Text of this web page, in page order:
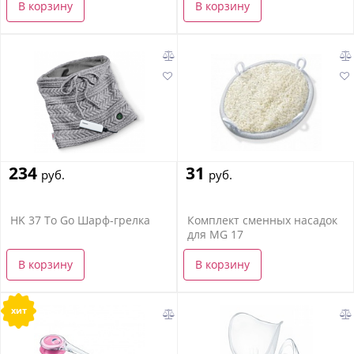
В корзину В корзину
234 руб.
HK 37 To Go Шарф-грелка
В корзину
31 руб.
Комплект сменных насадок
для MG 17
В корзину
хит